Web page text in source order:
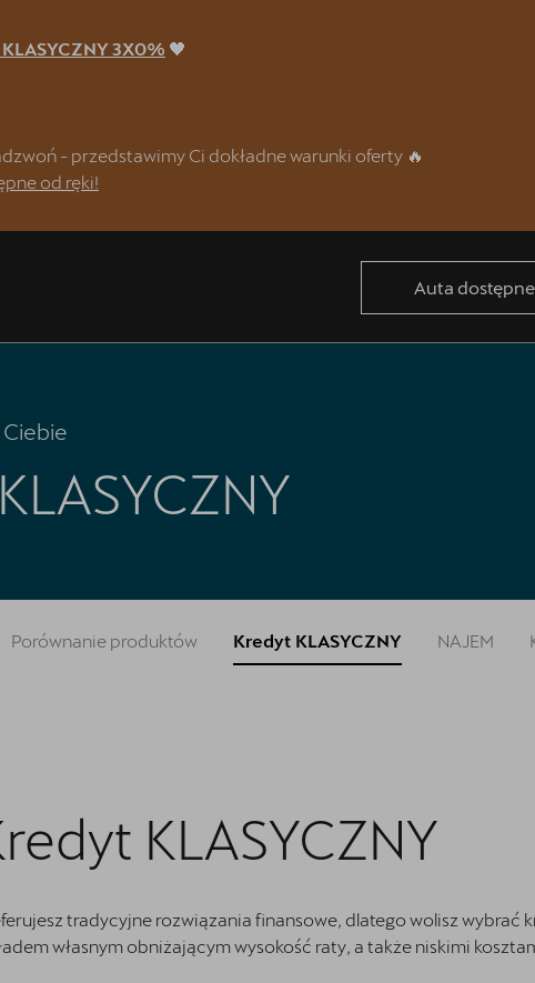
KLASYCZNY 3X0% 🖤
- przedstawimy Ci dokładne warunki oferty 🔥
od ręki!
Auta
zamienne
Porównanie produktów Kredyt KLASYCZNY NAJEM
KLASYCZNY
tradycyjne rozwiązania finansowe, dlatego wolisz wybrać
własnym obniżającym wysokość raty, a także niskimi